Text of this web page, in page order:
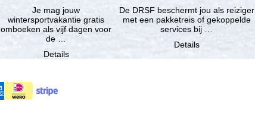
Je mag jouw
wintersportvakantie gratis
omboeken als vijf dagen voor
de …
Details
De DRSF beschermt jou als reiziger
met een pakketreis of gekoppelde
services bij …
Details